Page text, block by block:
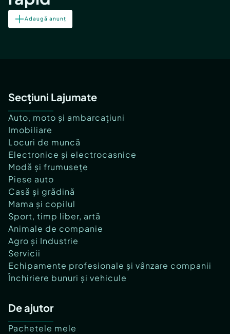
Adaugă anunț
Secțiuni Lajumate
Auto, moto și ambarcațiuni
Imobiliare
Locuri de muncă
Electronice și electrocasnice
Modă și frumusețe
Piese auto
Casă și grădină
Mama și copilul
Sport, timp liber, artă
Animale de companie
Agro și Industrie
Servicii
Echipamente profesionale și vânzare companii
Închiriere bunuri și vehicule
De ajutor
Pachetele mele